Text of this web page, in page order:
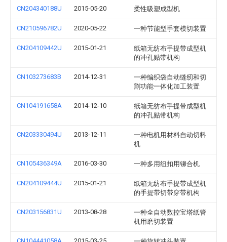
CN204340188U 2015-05-20 柔性吸塑成型机
CN210596782U 2020-05-22 一种节能型手套模切装置
CN204109442U 2015-01-21
纸箱无纺布手提带成型机
的冲孔贴带机构
CN103273683B 2014-12-31
一种编织袋自动缝纫和切
割功能一体化加工装置
CN104191658A 2014-12-10
纸箱无纺布手提带成型机
的冲孔贴带机构
CN203330494U 2013-12-11
一种电机用材料自动切料
机
CN105436349A 2016-03-30 一种多用纽扣用铆合机
CN204109444U 2015-01-21
纸箱无纺布手提带成型机
的手提带切带穿带机构
CN203156831U 2013-08-28
一种全自动数控宝塔纸管
机用磨切装置